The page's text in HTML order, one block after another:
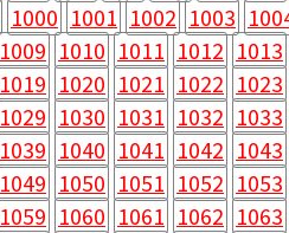
1000 1001 1002 1003
1009 1010 1011 1012 1013
1019 1020 1021 1022 1023
1029 1030 1031 1032 1033
1039 1040 1041 1042 1043
1049 1050 1051 1052 1053
1059 1060 1061 1062 1063